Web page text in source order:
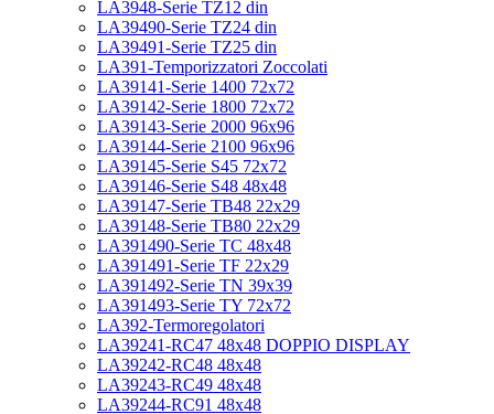
LA3948-Serie TZ12 din
LA39490-Serie TZ24 din
LA39491-Serie TZ25 din
LA391-Temporizzatori Zoccolati
LA39141-Serie 1400 72x72
LA39142-Serie 1800 72x72
LA39143-Serie 2000 96x96
LA39144-Serie 2100 96x96
LA39145-Serie S45 72x72
LA39146-Serie S48 48x48
LA39147-Serie TB48 22x29
LA39148-Serie TB80 22x29
LA391490-Serie TC 48x48
LA391491-Serie TF 22x29
LA391492-Serie TN 39x39
LA391493-Serie TY 72x72
LA392-Termoregolatori
LA39241-RC47 48x48 DOPPIO DISPLAY
LA39242-RC48 48x48
LA39243-RC49 48x48
LA39244-RC91 48x48